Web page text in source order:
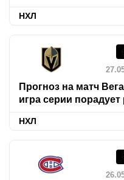
НХЛ
Прогноз на матч
игра серии
НХЛ